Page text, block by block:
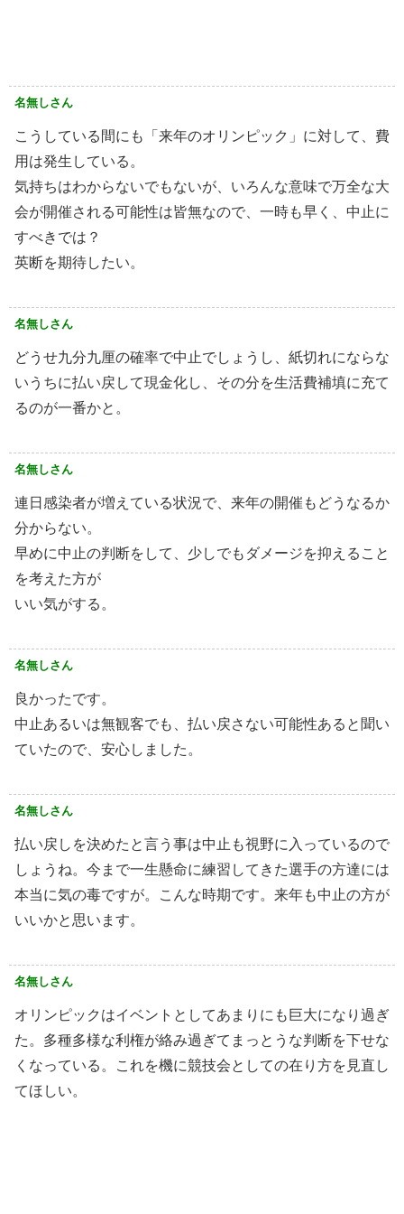
名無しさん
こうしている間にも「来年のオリンピック」に対して、費
用は発生している。
気持ちはわからないでもないが、いろんな意味で万全な大
会が開催される可能性は皆無なので、一時も早く、中止に
すべきでは？
英断を期待したい。
名無しさん
どうせ九分九厘の確率で中止でしょうし、紙切れにならな
いうちに払い戻して現金化し、その分を生活費補填に充て
るのが一番かと。
名無しさん
連日感染者が増えている状況で、来年の開催もどうなるか
分からない。
早めに中止の判断をして、少しでもダメージを抑えること
を考えた方が
いい気がする。
名無しさん
良かったです。
中止あるいは無観客でも、払い戻さない可能性あると聞い
ていたので、安心しました。
名無しさん
払い戻しを決めたと言う事は中止も視野に入っているので
しょうね。今まで一生懸命に練習してきた選手の方達には
本当に気の毒ですが。こんな時期です。来年も中止の方が
いいかと思います。
名無しさん
オリンピックはイベントとしてあまりにも巨大になり過ぎ
た。多種多様な利権が絡み過ぎてまっとうな判断を下せな
くなっている。これを機に競技会としての在り方を見直し
てほしい。